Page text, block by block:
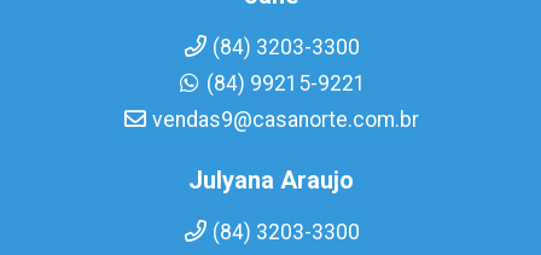
(84) 3203-3300
(84) 99215-9221
vendas9@casanorte.com.br
Julyana Araujo
(84) 3203-3300